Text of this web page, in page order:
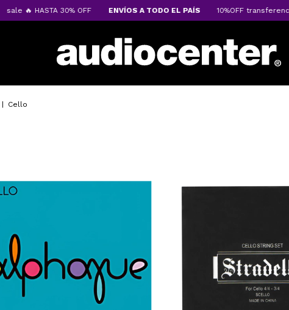
sale 🔥 HASTA 30% OFF ENVÍOS A TODO EL PAÍS 10%OFF transferencia
Cello